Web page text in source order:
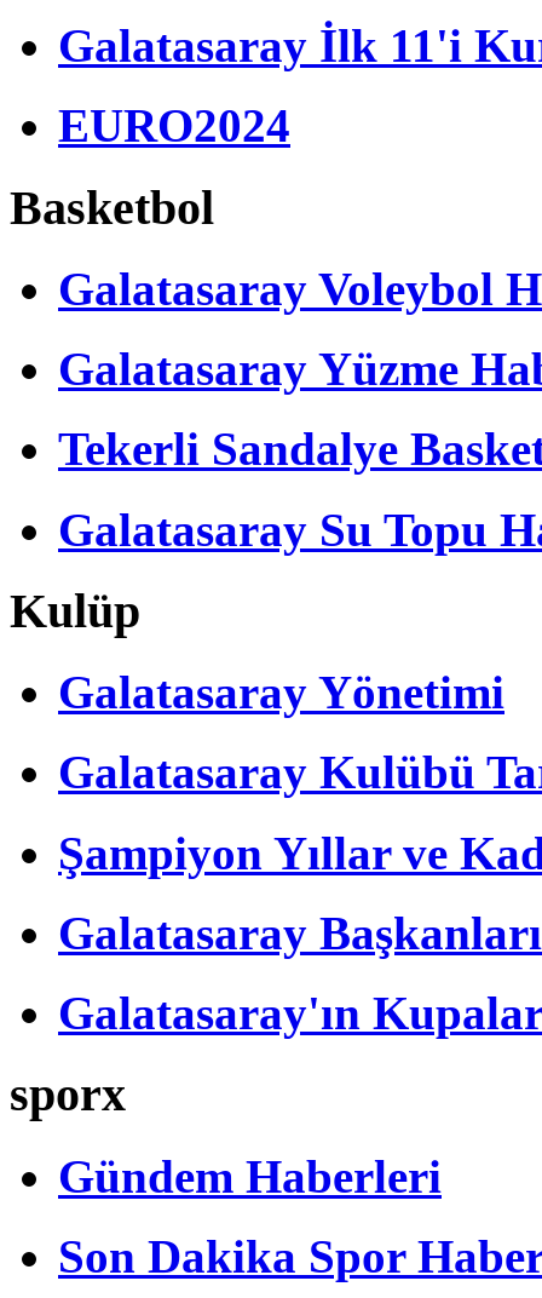
Galatasaray İlk 11'i
EURO2024
Basketbol
Galatasaray Voleybol
Galatasaray Yüzme
Tekerli Sandalye
Galatasaray Su Topu
Kulüp
Galatasaray Yönetimi
Galatasaray Kulübü
Şampiyon Yıllar ve
Galatasaray Başkanları
Galatasaray'ın
sporx
Gündem Haberleri
Son Dakika Spor